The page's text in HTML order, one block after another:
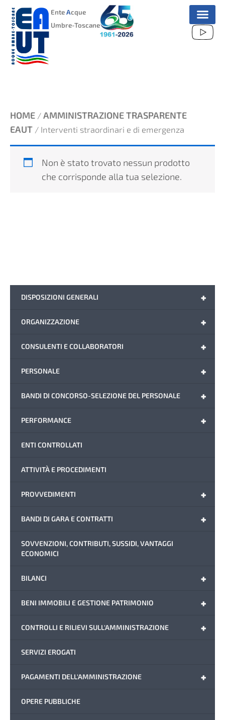
VAI
CONTENUTO
EnteAcque
Umbre-Toscane
+
DISPOSIZIONI GENERALI
+
ORGANIZZAZIONE
+
CONSULENTI E COLLABORATORI
+
PERSONALE
+
BANDI DI CONCORSO-SELEZIONE DEL PERSONALE
+
PERFORMANCE
ENTI CONTROLLATI
ATTIVITÀ E PROCEDIMENTI
+
PROVVEDIMENTI
+
BANDI DI GARA E CONTRATTI
SOVVENZIONI, CONTRIBUTI, SUSSIDI, VANTAGGI
ECONOMICI
+
BILANCI
+
BENI IMMOBILI E GESTIONE PATRIMONIO
+
CONTROLLI E RILIEVI SULL'AMMINISTRAZIONE
SERVIZI EROGATI
+
PAGAMENTI DELL'AMMINISTRAZIONE
OPERE PUBBLICHE
HOME / AMMINISTRAZIONE TRASPARENTE
EAUT / Interventi straordinari e di emergenza
Non è stato trovato nessun prodotto
che corrisponde alla tua selezione.